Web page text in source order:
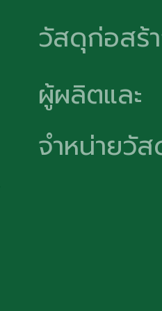
วัสดุก่อสร้
ผู้ผลิตและ
จำหน่ายวั